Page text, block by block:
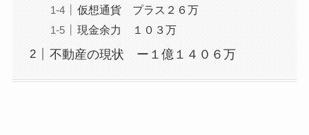
仮想通貨 プラス２６万
現金余力 １０３万
不動産の現状 ー１億１４０６万